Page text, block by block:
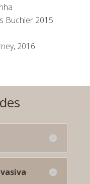
Buchler 2015
2016